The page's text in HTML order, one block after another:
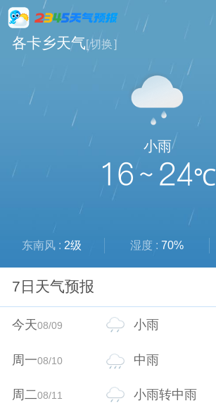
各卡乡天气[切换]
小雨
16 ~ 24℃
东南风 : 2级 湿度 : 70%
7日天气预报
今天08/09 小雨
周一08/10 中雨
周二08/11 小雨转中雨